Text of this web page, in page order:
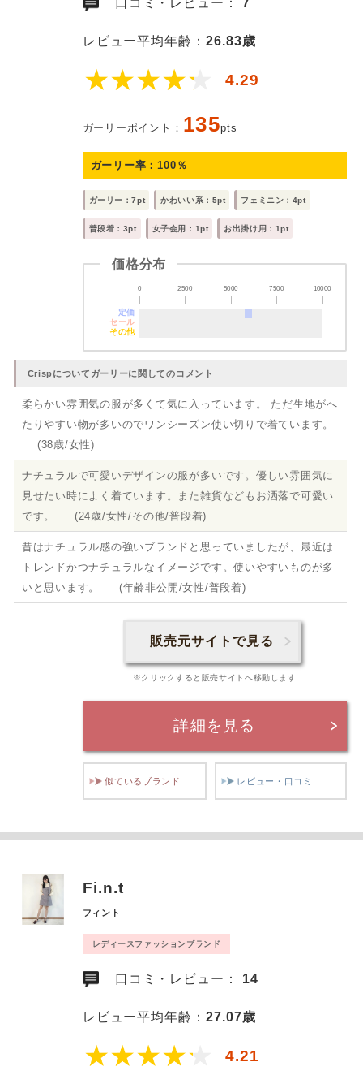
口コミ・レビュー：7
レビュー平均年齢：26.83歳
4.29
ガーリーポイント： 135pts
ガーリー率：100 ％
ガーリー：7pt かわいい系：5pt フェミニン：4pt
普段着：3pt 女子会用：1pt お出掛け用：1pt
価格分布
0 2500 5000 7500 10000
定価
セール
その他
Crispについてガーリーに関してのコメント
柔らかい雰囲気の服が多くて気に入っています。 ただ生地がへ
たりやすい物が多いのでワンシーズン使い切りで着ています。
(38歳/女性)
ナチュラルで可愛いデザインの服が多いです。優しい雰囲気に
見せたい時によく着ています。また雑貨などもお洒落で可愛い
です。 (24歳/女性/その他/普段着)
昔はナチュラル感の強いブランドと思っていましたが、最近は
トレンドかつナチュラルなイメージです。使いやすいものが多
いと思います。 (年齢非公開/女性/普段着)
販売元サイトで見る
※クリックすると販売サイトへ移動します
詳細を見る
似ているブランド レビュー・口コミ
Fi.n.t
フィント
レディースファッションブランド
口コミ・レビュー： 14
レビュー平均年齢：27.07歳
4.21